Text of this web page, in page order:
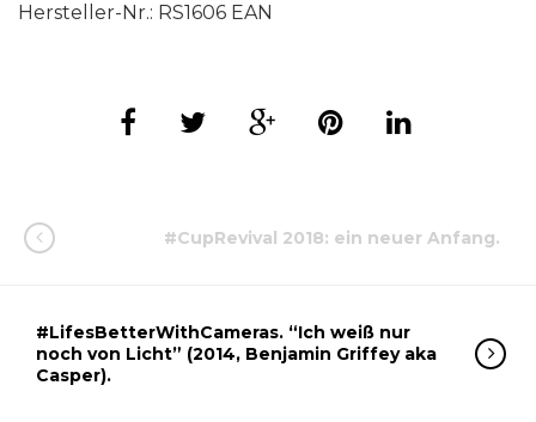
Hersteller-Nr.: RS1606 EAN
#CupRevival 2018: ein neuer Anfang.
#LifesBetterWithCameras. “Ich weiß nur
noch von Licht” (2014, Benjamin Griffey aka
Casper).